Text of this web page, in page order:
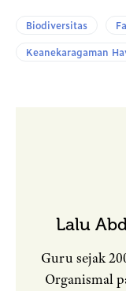
Biodiversitas
Keanekaragaman
Lalu
Guru sejak
Organismal